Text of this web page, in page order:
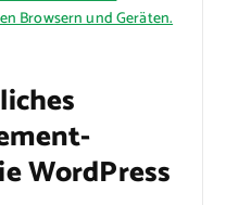
Browsern und Geräten.
WordPress